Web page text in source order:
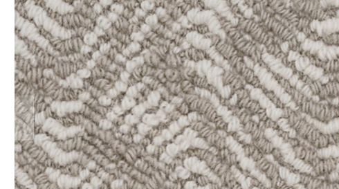
Zur Kategorie Teppich Maße
Teppich Rot Teppich Schwarz
Zur Kategorie Teppich Farben
Zur Kategorie Teppich Sorten